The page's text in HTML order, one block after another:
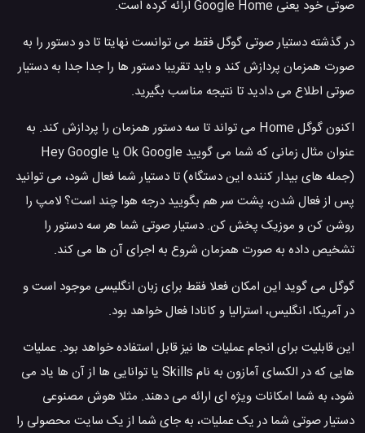
صوتی خود یعنی Google Home ارائه کرده است.
در گذشته دستیار صوتی گوگل فقط می توانست نهایتا تا دو دستور را به
صورت همزمان پردازش کند و باید تقریبا دستور ها را جدا جدا به دستیار
صوتی اطلاع می دادید تا نتیجه مناسب بگیرید.
اکنون گوگل Home می تواند تا سه دستور همزمان را پردازش کند. به
عنوان مثال زمانی که شما می گویید Ok Google یا Hey Google
(جمله های بیدار کننده این دستگاه) تا دستیار شما فعال شود، می توانید
پس از فعال شدن، پشت سر هم بگویید درجه هوا چند است؟ لامپ را
روشن کن و موزیک پخش کن. دستیار صوتی شما هر سه دستور را
تشخیص داده به صورت همزمان شروع به اجرای آن ها می کند.
گوگل می گوید این امکان فعلا فقط برای زبان انگلیسی موجود است و
در آمریکا، انگلیس، استرالیا و کانادا فعال خواهد بود.
این قابلیت برای انجام عملیات ها نیز قابل استفاده خواهد بود. عملیات
هایی که در الکسای آمازون به نام Skills یا توانایی ها از آن ها یاد می
شود، به شما امکانات ویژه ای ارائه می دهند. مثلا هوش مصنوعی
دستیار صوتی شما در یک عملیات، به جای شما از یک سایت محصولی را